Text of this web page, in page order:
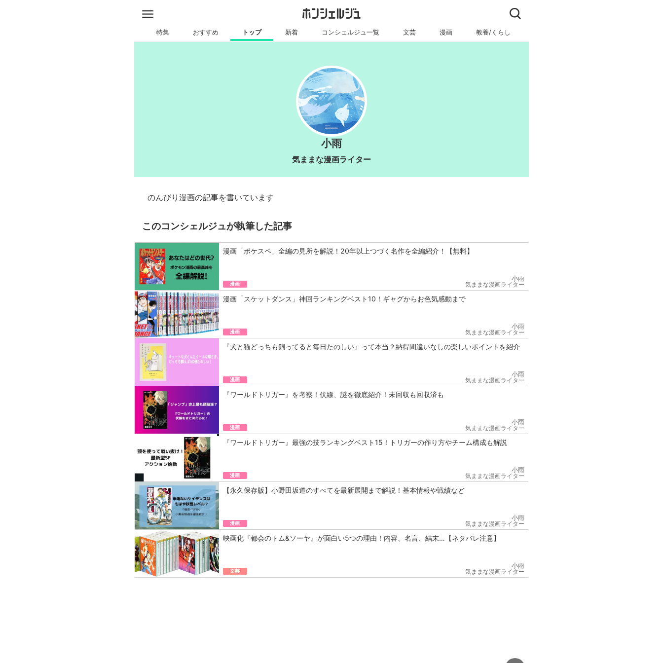
特集 おすすめ トップ 新着 コンシェルジュ一覧 文芸 漫画 教養/くらし
小雨
気ままな漫画ライター
のんびり漫画の記事を書いています
このコンシェルジュが執筆した記事
漫画「ポケスペ」全編の見所を解説！20年以上つづく名作を全編紹介！【無料】
漫画
小雨
気ままな漫画ライター
漫画「スケットダンス」神回ランキングベスト10！ギャグからお色気感動まで
漫画
小雨
気ままな漫画ライター
『犬と猫どっちも飼ってると毎日たのしい』って本当？納得間違いなしの楽しいポイントを紹介
漫画
小雨
気ままな漫画ライター
『ワールドトリガー』を考察！伏線、謎を徹底紹介！未回収も回収済も
漫画
小雨
気ままな漫画ライター
『ワールドトリガー』最強の技ランキングベスト15！トリガーの作り方やチーム構成も解説
漫画
小雨
気ままな漫画ライター
【永久保存版】小野田坂道のすべてを最新展開まで解説！基本情報や戦績など
漫画
小雨
気ままな漫画ライター
映画化『都会のトム&ソーヤ』が面白い5つの理由！内容、名言、結末…【ネタバレ注意】
文芸
小雨
気ままな漫画ライター